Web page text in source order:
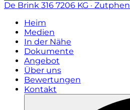
De Brink 316 7206 KG · Zutphen
Heim
Medien
In der Nähe
Dokumente
Angebot
Über uns
Bewertungen
Kontakt